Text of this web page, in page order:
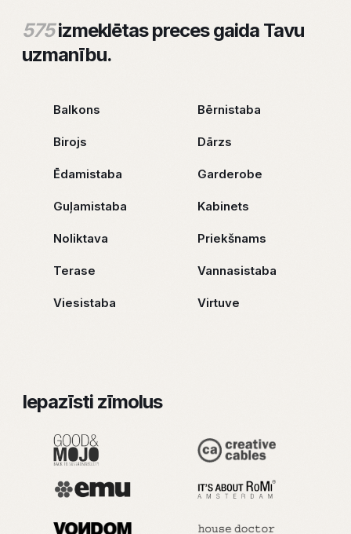
575izmeklētas preces gaida Tavu
uzmanību.
Balkons Bērnistaba
Birojs Dārzs
Ēdamistaba Garderobe
Guļamistaba Kabinets
Noliktava Priekšnams
Terase Vannasistaba
Viesistaba Virtuve
Iepazīsti zīmolus